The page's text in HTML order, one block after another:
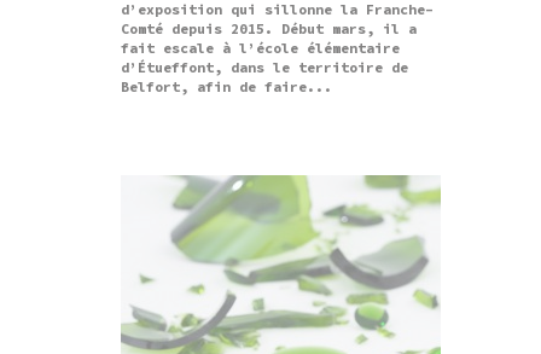
d’exposition qui sillonne la Franche-
Comté depuis 2015. Début mars, il a
fait escale à l’école élémentaire
d’Étueffont, dans le territoire de
Belfort, afin de faire...